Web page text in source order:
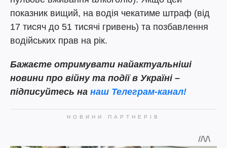
показник вищий, на водія чекатиме штраф (від
17 тисяч до 51 тисячі гривень) та позбавлення
водійських прав на рік.
Бажаєте отримувати найактуальніші
новини про війну та події в Україні –
підписуйтесь на наш Телеграм-канал!